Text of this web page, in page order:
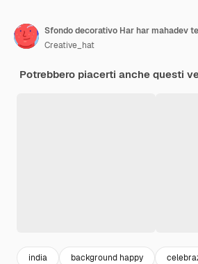
Sfondo decorativo Har har mahadev
Creative_hat
Potrebbero piacerti anche questi
india background happy